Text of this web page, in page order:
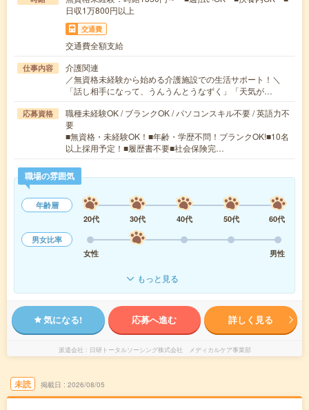
日収1万800円以上
交通費
交通費全額支給
仕事内容
介護関連
／無資格未経験から始める介護施設での生活サポート！＼
「話し相手になって、うんうんとうなずく」「天気が…
応募資格
職種未経験OK / ブランクOK / パソコンスキル不要 / 英語力不
要
■無資格・未経験OK！■年齢・学歴不問！ブランクOK!■10名
以上採用予定！■履歴書不要■社会保険完…
職場の雰囲気
年齢層
20代
30代 40代 50代
60代
男女比率
女性
男性
もっと見る
気になる! 応募へ進む 詳しく見る
派遣会社 日研トータルソーシング株式会社 メディカルケア事業部
未読 掲載日 2026/08/05